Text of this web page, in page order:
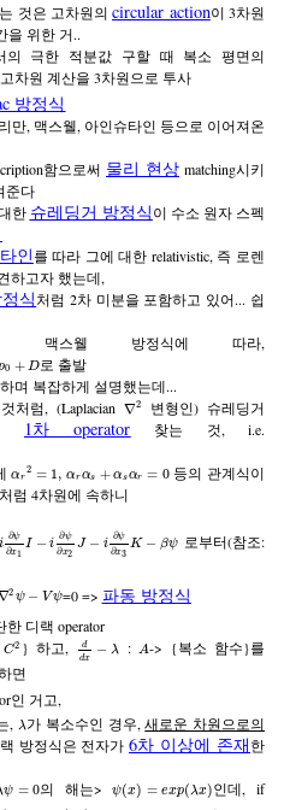
것은 고차원의circular action이 3차원
을 위한 거..
의 극한 적분값 구할 때 복소 평면의
차원 계산을 3차원으로 투사
방정식
만, 맥스웰, 아인슈타인 등으로 이어져온
함으로써 물리 현상 matching시키
준다
한 슈레딩거 방정식이 수소 원자 스펙
인를 따라 그에 대한 relativistic, 즉 로렌
하고자 했는데,
식처럼 2차 미분을 포함하고 있어... 쉽
맥스웰 방정식에 따라,
0 + D로 출발
며 복잡하게 설명했는데...
처럼, (Laplacian ∇2
변형인) 슈레딩거
1차 operator 찾는 것, i.e.
αr
2 = 1 , αrαs + αsαr = 0등의 관계식이
럼 4차원에 속하니
i
∂ψ
∂x1
I − i
∂ψ
∂x2
J − i
∂ψ
∂x3
K − βψ로부터(참조:
2 ψ − Vψ=0 => 파동 방정식
디랙 operator
C2 } 하고,
d
dx
− λ :A-> {복소 함수}를
면
인 거고,
, λ가 복소수인 경우,새로운 차원으로의
방정식은 전자가6차 이상에 존재한
ψ = 0의 해는>ψ(x) = exp(λx)인데, if